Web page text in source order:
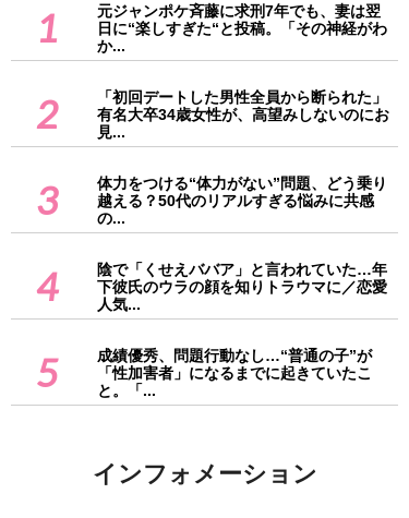
1
元ジャンポケ斉藤に求刑7年でも、妻は翌
日に“楽しすぎた“と投稿。「その神経がわ
か...
2
「初回デートした男性全員から断られた」
有名大卒34歳女性が、高望みしないのにお
見...
3
体力をつける“体力がない”問題、どう乗り
越える？50代のリアルすぎる悩みに共感
の...
4
陰で「くせえババア」と言われていた…年
下彼氏のウラの顔を知りトラウマに／恋愛
人気...
5
成績優秀、問題行動なし…“普通の子”が
「性加害者」になるまでに起きていたこ
と。「...
インフォメーション